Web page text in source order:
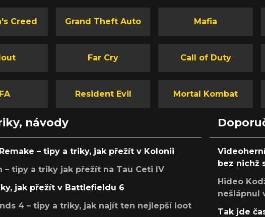
Creed Grand Theft Auto Mafia
Far Cry Call of Duty
Resident Evil Mortal Kombat
návody
– tipy a triky, jak přežít v Kolonii
– tipy a triky jak přežít na Tau Ceti IV
jak přežít v Battlefieldu 6
4 – tipy a triky, jak najít ten nejlepší loot
bez nichž
Hideo
nešlápnul
Tak jde